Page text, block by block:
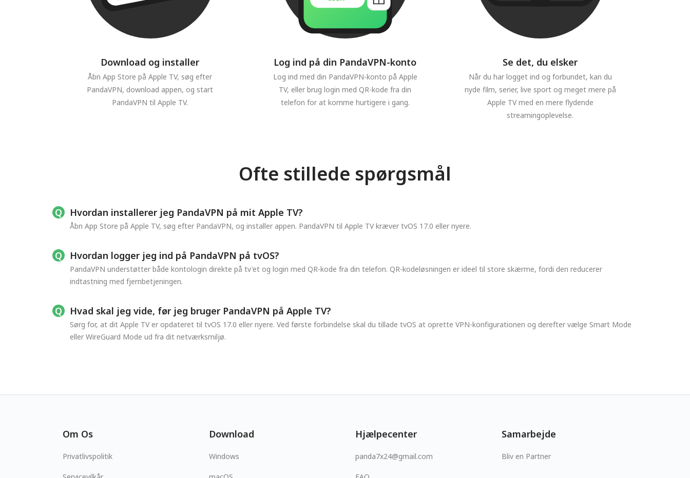
Download og installer
Åbn App Store på Apple TV, søg efter
PandaVPN, download appen, og start
PandaVPN til Apple TV.
Log ind på din PandaVPN-konto
Log ind med din PandaVPN-konto på Apple
TV, eller brug login med QR-kode fra din
telefon for at komme hurtigere i gang.
Se det, du elsker
Når du har logget ind og forbundet, kan du
nyde film, serier, live sport og meget mere på
Apple TV med en mere flydende
streamingoplevelse.
Ofte stillede spørgsmål
Hvordan installerer jeg PandaVPN på mit Apple TV?
Åbn App Store på Apple TV, søg efter PandaVPN, og installer appen. PandaVPN til Apple TV kræver tvOS 17.0 eller nyere.
Hvordan logger jeg ind på PandaVPN på tvOS?
PandaVPN understøtter både kontologin direkte på tv'et og login med QR-kode fra din telefon. QR-kodeløsningen er ideel til store skærme, fordi den reducerer
indtastning med fjernbetjeningen.
Hvad skal jeg vide, før jeg bruger PandaVPN på Apple TV?
Sørg for, at dit Apple TV er opdateret til tvOS 17.0 eller nyere. Ved første forbindelse skal du tillade tvOS at oprette VPN-konfigurationen og derefter vælge Smart Mode
eller WireGuard Mode ud fra dit netværksmiljø.
Om Os
Privatlivspolitik
Download
Windows
Hjælpecenter
panda7x24@gmail.com
Samarbejde
Bliv en Partner